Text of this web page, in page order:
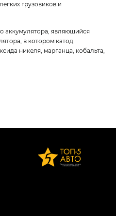
грузовиков и
аккумулятора, являющийся
в котором катод
никеля, марганца, кобальта,